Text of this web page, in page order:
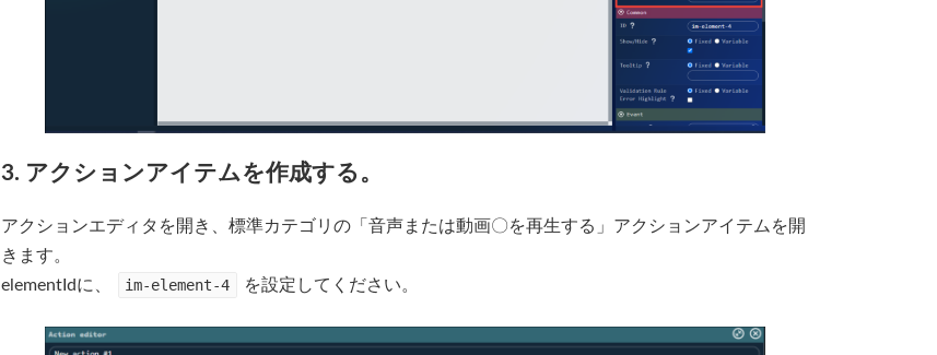
3. アクションアイテムを作成する。
アクションエディタを開き、標準カテゴリの「音声または動画〇を再生する」アクションアイテムを開
きます。
elementIdに、
im-element-4 を設定してください。